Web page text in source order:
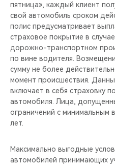
CHERY REMOTE
CHERY И СПОРТ
НАШИ МЕРОПРИЯТИЯ
ВИДЕООБЗОРЫ
CHERY ДЛЯ ДЕТЕЙ
пятница», каждый клиент
свой автомобиль сроком
полис предусматривает
страховое покрытие в
дорожно-транспортном
по вине водителя.
сумму не более
момент происшествия.
включает в себя страховку
автомобиля. Лица,
ограничений с минимальным
лет.
Максимально выгодные
автомобилей принимающих